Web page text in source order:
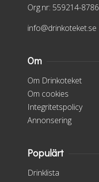
Org.nr: 559214-8786
info@drinkoteket.se
Om
Om Drinkoteket
Om cookies
Integritetspolicy
Annonsering
Populärt
Drinklista